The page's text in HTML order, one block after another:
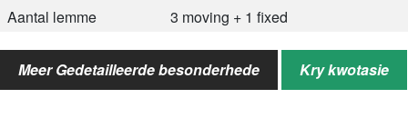
Aantal lemme
3 moving + 1 fixed
Feed inlet size
300 × 200 mm
Tire size
165/70 r13
Meer Gedetailleerde besonderhede Kry kwotasie